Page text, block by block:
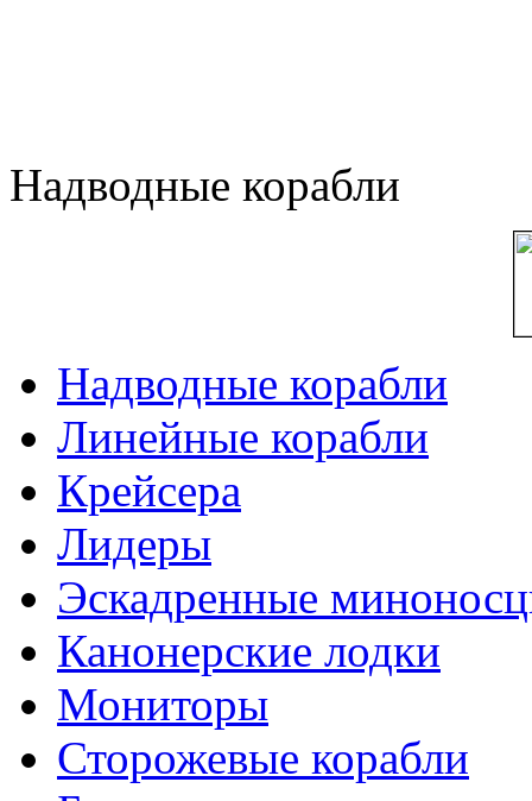
Надводные корабли
Надводные корабли
Линейные корабли
Крейсера
Лидеры
Эскадренные
Канонерские лодки
Мониторы
Сторожевые корабли